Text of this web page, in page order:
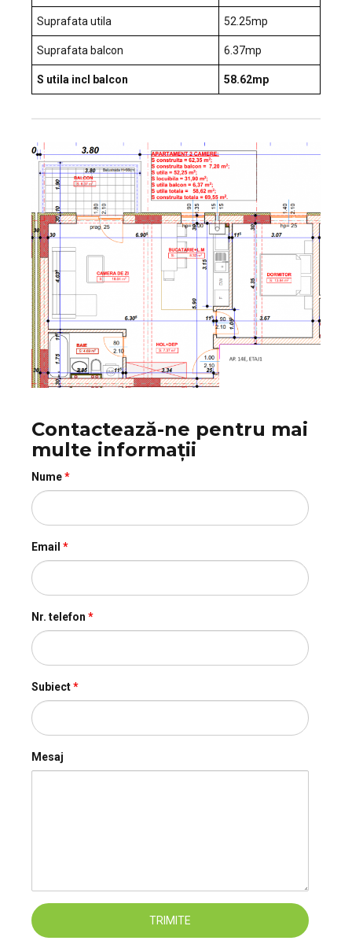
Suprafata utila 52.25mp
Suprafata balcon 6.37mp
S utila incl balcon 58.62mp
Contactează-ne pentru mai
multe informații
Nume*
Email *
Nr. telefon *
Subiect*
Mesaj